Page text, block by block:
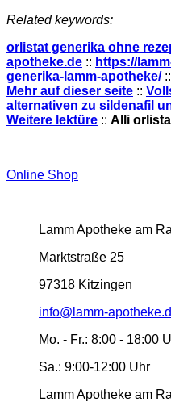
Related keywords:
orlistat generika ohne
apotheke.de :: https://
generika-lamm-apotheke/::
Mehr auf dieser seite ::
alternativen zu sildenafil
Weitere lektüre :: Alli
Online Shop
Lamm Apotheke am
Marktstraße 25
97318 Kitzingen
info@lamm-
Mo. - Fr.: 8:00 - 18:00
Sa.: 9:00-12:00 Uhr
Lamm Apotheke am